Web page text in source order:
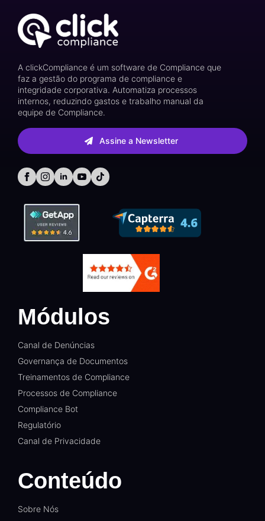
A clickCompliance é um software de Compliance que
faz a gestão do programa de compliance e
integridade corporativa. Automatiza processos
internos, reduzindo gastos e trabalho manual da
equipe de Compliance.
Assine a Newsletter
Módulos
Canal de Denúncias
Governança de Documentos
Treinamentos de Compliance
Processos de Compliance
Compliance Bot
Regulatório
Canal de Privacidade
Conteúdo
Sobre Nós